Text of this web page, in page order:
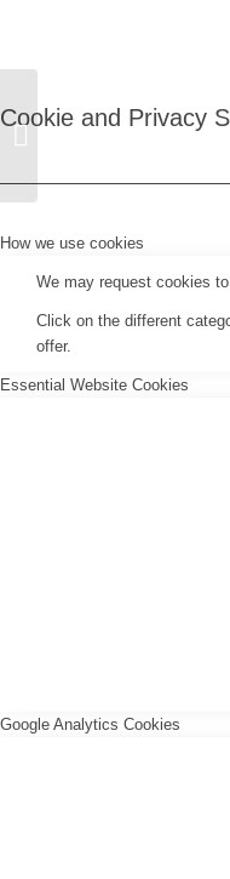
ACAPULCO + S.U.E. +
Cookie and Privacy
How we use cookies
We may request cookies
Click on the different
offer.
Essential Website Cookies
Google Analytics Cookies